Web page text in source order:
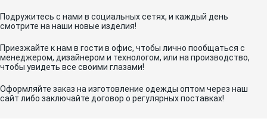
Подружитесь с нами в социальных сетях, и каждый день
смотрите на наши новые изделия!
Приезжайте к нам в гости в офис, чтобы лично пообщаться с
менеджером, дизайнером и технологом, или на производство,
чтобы увидеть все своими глазами!
Оформляйте заказ на изготовление одежды оптом через наш
сайт либо заключайте договор о регулярных поставках!